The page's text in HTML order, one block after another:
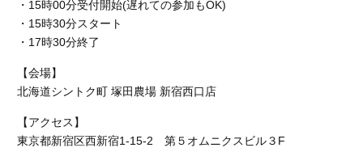
・15時00分受付開始(遅れての参加もOK)
・15時30分スタート
・17時30分終了
【会場】
北海道シントク町 塚田農場 新宿西口店
【アクセス】
東京都新宿区西新宿1-15-2 第５オムニクスビル３F